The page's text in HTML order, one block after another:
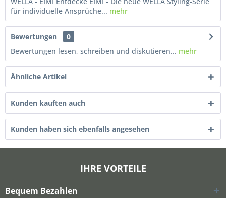
für individuelle Ansprüche... mehr
Bewertungen
0
Bewertungen lesen, schreiben und diskutieren... mehr
Ähnliche Artikel
Kunden kauften auch
Kunden haben sich ebenfalls angesehen
IHRE VORTEILE
Bequem Bezahlen